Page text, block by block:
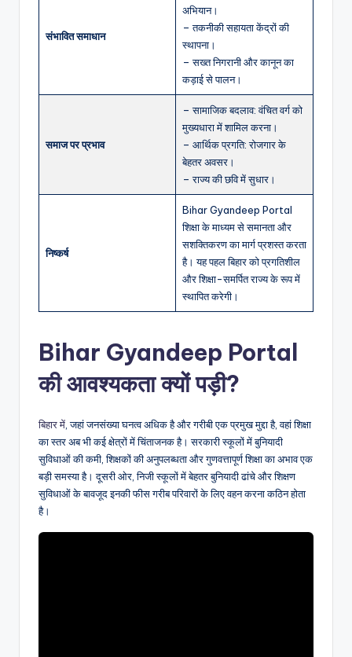
संभावित समाधान
अभियान।
– तकनीकी सहायता केंद्रों की
स्थापना।
– सख्त निगरानी और कानून का
कड़ाई से पालन।
समाज पर प्रभाव
– सामाजिक बदलाव: वंचित वर्ग को
मुख्यधारा में शामिल करना।
– आर्थिक प्रगति: रोजगार के
बेहतर अवसर।
– राज्य की छवि में सुधार।
निष्कर्ष
Bihar Gyandeep Portal
शिक्षा के माध्यम से समानता और
सशक्तिकरण का मार्ग प्रशस्त करता
है। यह पहल बिहार को प्रगतिशील
और शिक्षा-समर्पित राज्य के रूप में
स्थापित करेगी।
Bihar Gyandeep Portal
की आवश्यकता क्यों पड़ी?
बिहार में , जहां जनसंख्या घनत्व अधिक है और गरीबी एक प्रमुख मुद्दा है, वहां शिक्षा
का स्तर अब भी कई क्षेत्रों में चिंताजनक है। सरकारी स्कूलों में बुनियादी
सुविधाओं की कमी, शिक्षकों की अनुपलब्धता और गुणवत्तापूर्ण शिक्षा का अभाव एक
बड़ी समस्या है। दूसरी ओर, निजी स्कूलों में बेहतर बुनियादी ढांचे और शिक्षण
सुविधाओं के बावजूद इनकी फीस गरीब परिवारों के लिए वहन करना कठिन होता
है।